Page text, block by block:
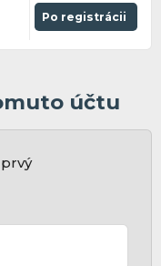
Po registrácii
účtu